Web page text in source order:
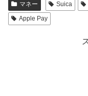
マネー Suica
Apple Pay